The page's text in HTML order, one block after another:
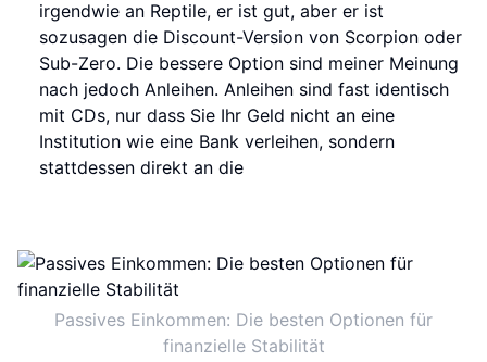
irgendwie an Reptile, er ist gut, aber er ist
sozusagen die Discount-Version von Scorpion oder
Sub-Zero. Die bessere Option sind meiner Meinung
nach jedoch Anleihen. Anleihen sind fast identisch
mit CDs, nur dass Sie Ihr Geld nicht an eine
Institution wie eine Bank verleihen, sondern
stattdessen direkt an die
Passives Einkommen: Die besten Optionen für
finanzielle Stabilität